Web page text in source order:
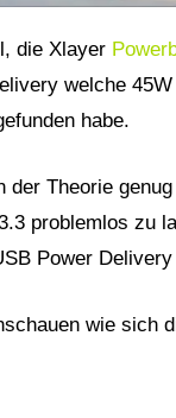
die Xlayer
welche
habe.
Theorie
problemlos zu
Power
wie sich